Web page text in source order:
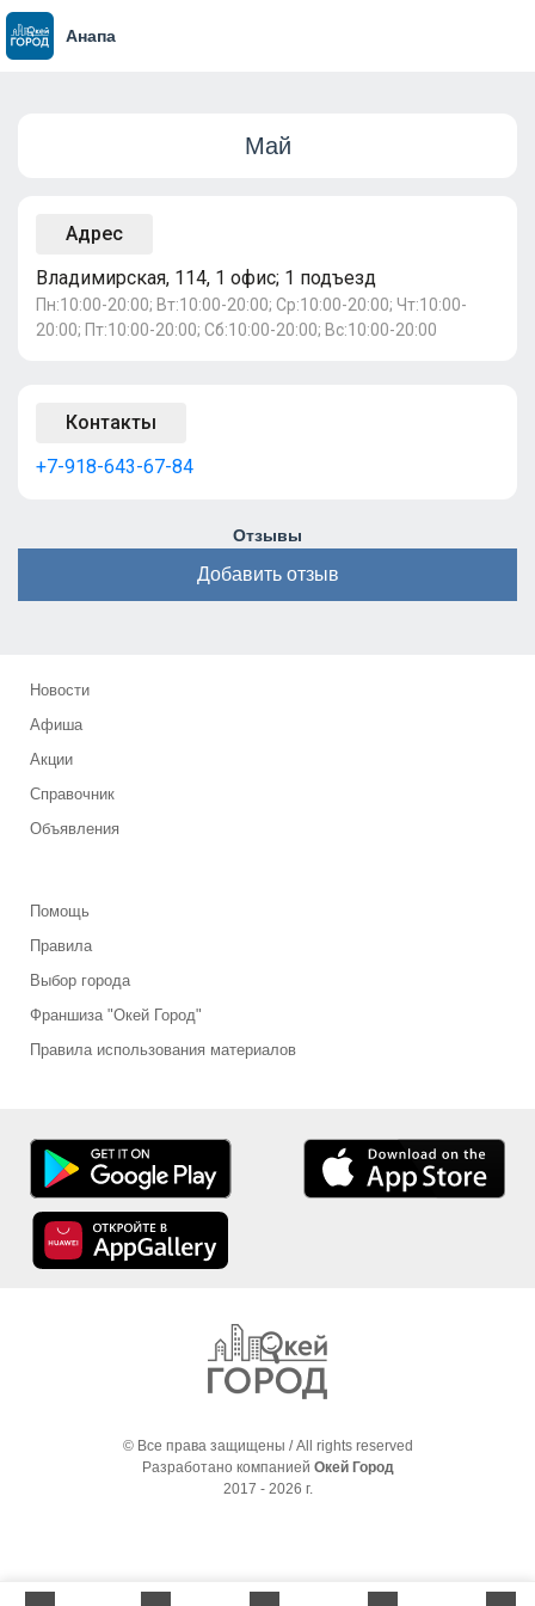
Анапа
Май
Адрес
Владимирская, 114, 1 офис; 1 подъезд
Пн:10:00-20:00; Вт:10:00-20:00; Ср:10:00-20:00; Чт:10:00-
20:00; Пт:10:00-20:00; Сб:10:00-20:00; Вс:10:00-20:00
Контакты
+7-918-643-67-84
Отзывы
Добавить отзыв
Новости
Афиша
Акции
Справочник
Объявления
Помощь
Правила
Выбор города
Франшиза "Окей Город"
Правила использования материалов
© Все права защищены / All rights reserved
Разработано компанией Окей Город
2017 - 2026 г.